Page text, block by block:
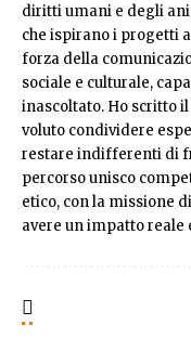
diritti umani e degli
che ispirano i progetti
forza della
sociale e culturale,
inascoltato. Ho scritto
voluto condividere
restare indifferenti di
percorso unisco
etico, con la missione
avere un impatto reale